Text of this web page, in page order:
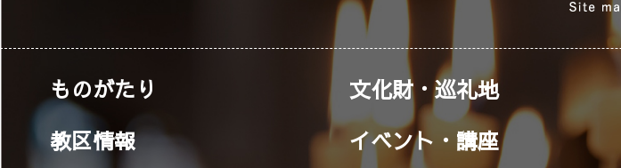
ものがたり
教区情報
文化財・巡礼地
イベント・講座